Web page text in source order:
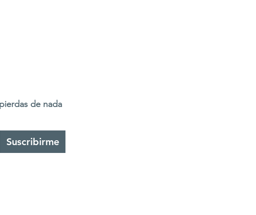
de nada
Suscribirme